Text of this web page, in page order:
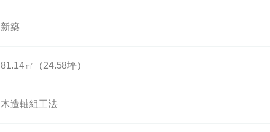
新築
81.14㎡（24.58坪）
木造軸組工法